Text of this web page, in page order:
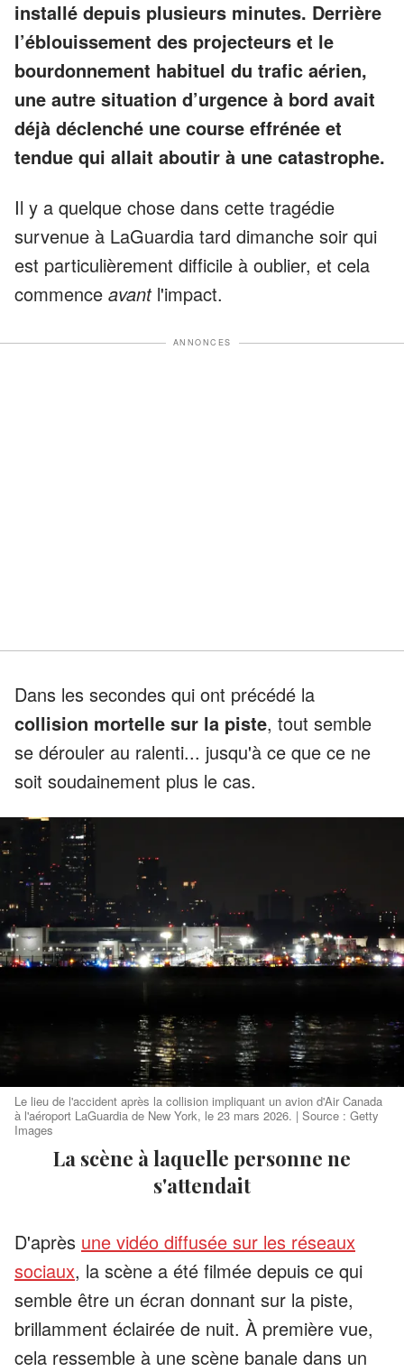
installé depuis plusieurs minutes. Derrière
l’éblouissement des projecteurs et le
bourdonnement habituel du trafic aérien,
une autre situation d’urgence à bord avait
déjà déclenché une course effrénée et
tendue qui allait aboutir à une catastrophe.
Il y a quelque chose dans cette tragédie
survenue à LaGuardia tard dimanche soir qui
est particulièrement difficile à oublier, et cela
commence avantl'impact.
ANNONCES
Dans les secondes qui ont précédé la
collision mortelle sur la piste, tout semble
se dérouler au ralenti... jusqu'à ce que ce ne
soit soudainement plus le cas.
Le lieu de l'accident après la collision impliquant un avion d'Air Canada
à l'aéroport LaGuardia de New York, le 23 mars 2026. | Source : Getty
Images
La scène à laquelle personne ne
s'attendait
D'après une vidéo diffusée sur les réseaux
sociaux, la scène a été filmée depuis ce qui
semble être un écran donnant sur la piste,
brillamment éclairée de nuit. À première vue,
cela ressemble à une scène banale dans un